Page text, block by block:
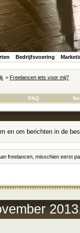
Bedrijfsvoering
> Freelancen iets voor mij?
FAQ
en om berichten in de
freelancen, misschien eerst